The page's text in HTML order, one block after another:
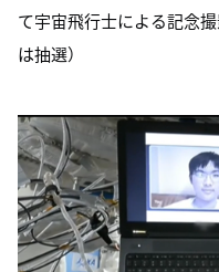
て宇宙飛行士による記念
は抽選）